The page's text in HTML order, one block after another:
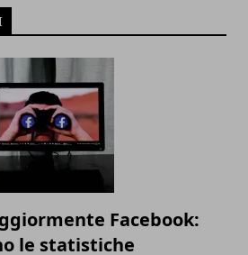
Facebook:
le statistiche